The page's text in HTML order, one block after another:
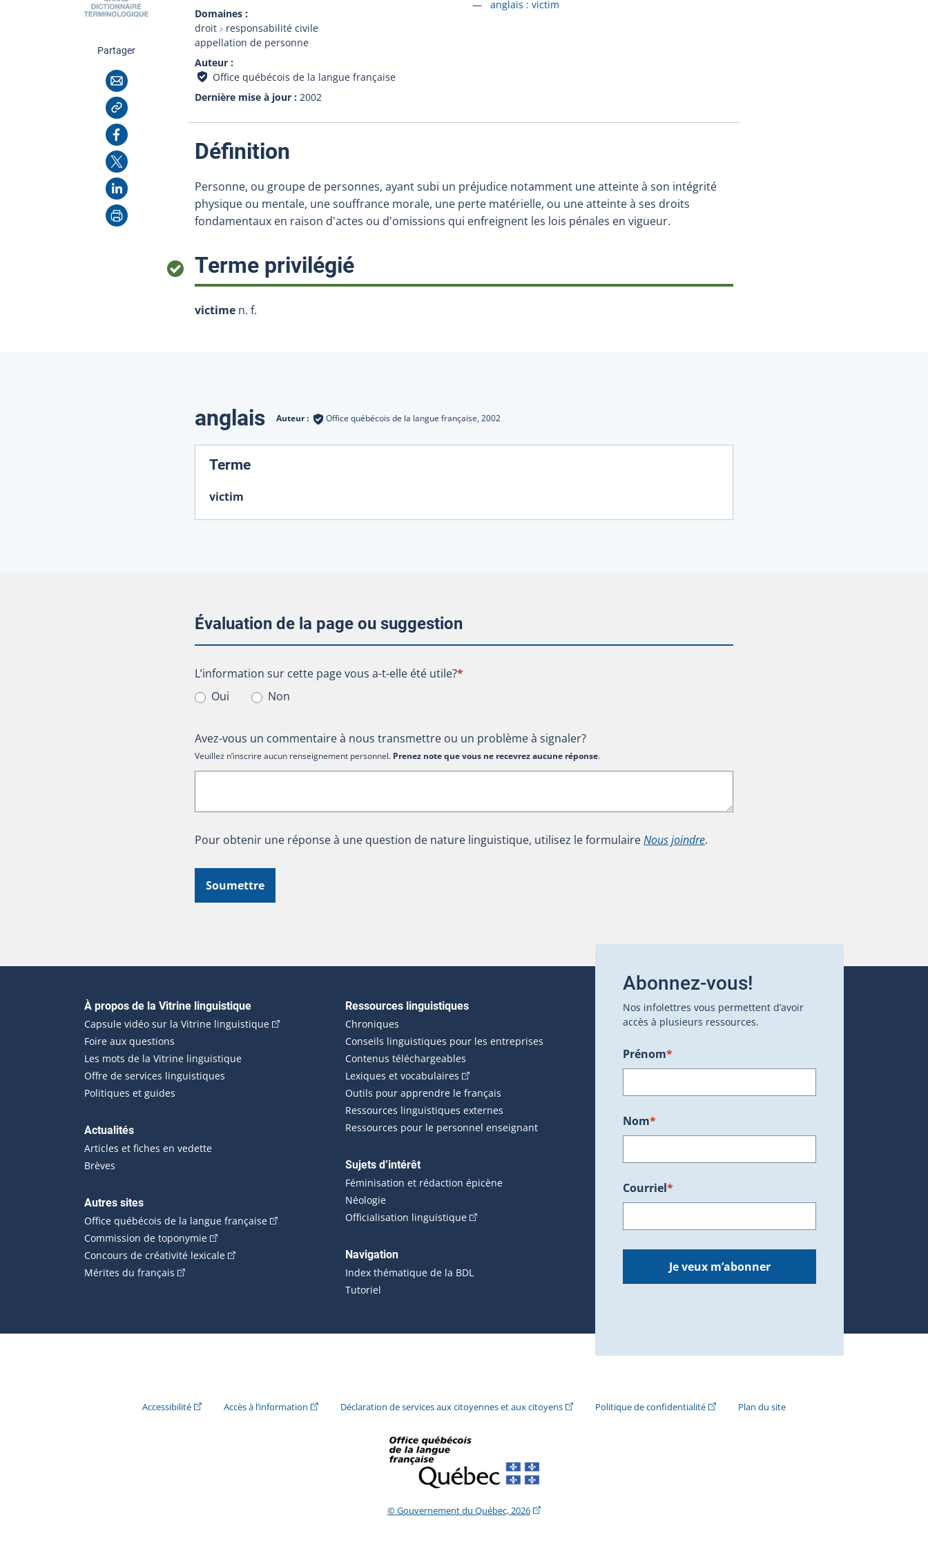
Domaines
droit
responsabilité civile
appellation de personne
Auteur
Office québécois de la langue française
Dernière mise à jour
2002
Accéder à la fiche en
anglais : victim
Partagercette page
Courriel
Copier l'adresse
Facebook
X
LinkedIn
Imprimer
Définition
Personne, ou groupe de personnes, ayant subi un préjudice notamment une atteinte à son intégrité
physique ou mentale, une souffrance morale, une perte matérielle, ou une atteinte à ses droits
fondamentaux en raison d'actes ou d'omissions qui enfreignent les lois pénales en vigueur.
Terme privilégié:
victime n. f.
Traductions
anglais Auteur : Office québécois de la langue française, 2002
Terme:
victim
Évaluation de la page ou suggestion
L’information sur cette page vous a-t-elle été utile?
L’information sur cette page vous a-t-elle été utile?*
Oui
Non
Avez-vous un commentaire à nous transmettre ou un problème à signaler?
Veuillez n’inscrire aucun renseignement personnel. Prenez note que vous ne recevrez aucune réponse.
Pour obtenir une réponse à une question de nature linguistique, utilisez le formulaireNous joindre.
Soumettre
Navigation principale
À propos de la Vitrine linguistique
Capsule vidéo sur la Vitrine linguistique(Cet hyperlien externe s'ouvrira dans une nouvelle fenêtre.)
Foire aux questions
Les mots de la Vitrine linguistique
Offre de services linguistiques
Politiques et guides
Actualités
Articles et fiches en vedette
Brèves
Autres sites
Office québécois de la langue française(Cet hyperlien externe s'ouvrira dans une nouvelle fenêtre.)
Commission de toponymie(Cet hyperlien externe s'ouvrira dans une nouvelle fenêtre.)
Concours de créativité lexicale(Cet hyperlien externe s'ouvrira dans une nouvelle fenêtre.)
Mérites du français (Cet hyperlien externe s'ouvrira dans une nouvelle fenêtre.)
Ressources linguistiques
Chroniques
Conseils linguistiques pour les entreprises
Contenus téléchargeables
Lexiques et vocabulaires (Cet hyperlien externe s'ouvrira dans une nouvelle fenêtre.)
Outils pour apprendre le français
Ressources linguistiques externes
Ressources pour le personnel enseignant
Sujets d’intérêt
Féminisation et rédaction épicène
Néologie
Officialisation linguistique(Cet hyperlien externe s'ouvrira dans une nouvelle fenêtre.)
Navigation
Index thématique de la BDL
Tutoriel
Abonnez-vous!
Nos infolettres vous permettent d’avoir
accès à plusieurs ressources.
Prénom*
Nom*
Courriel*
Je veux m’abonner
Accessibilité(Cet hyperlien externe s'ouvrira dans une nouvelle fenêtre.)
Accès à l’information (Cet hyperlien externe s'ouvrira dans une nouvelle fenêtre.)
Déclaration de services aux citoyennes et aux citoyens(Cet hyperlien externe s'ouvrira dans une nouvelle fenêtre.)
Politique de confidentialité(Cet hyperlien externe s'ouvrira dans une nouvelle
Plan du site
© Gouvernement du Québec, 2026(Cet hyperlien externe s'ouvrira dans une nouvelle fenêtre.)